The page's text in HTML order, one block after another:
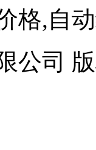
格,自
公司